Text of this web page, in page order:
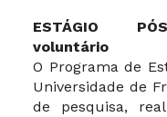
ESTÁGIO
voluntário
O Programa de
Universidade de
de pesquisa,